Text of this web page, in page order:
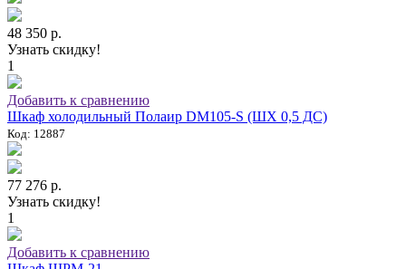
48 350 р.
Узнать скидку!
1
Добавить к сравнению
Шкаф холодильный Полаир DM105-S (ШХ 0,5 ДС)
Код: 12887
77 276 р.
Узнать скидку!
1
Добавить к сравнению